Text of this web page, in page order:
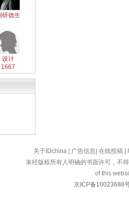
研德生
设计
1667
关于IDchina 广告信息 在线投稿
未经版权所有人明确的书面许可，不
of this
京ICP备10023688